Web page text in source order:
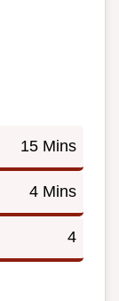
15 Mins
4 Mins
4